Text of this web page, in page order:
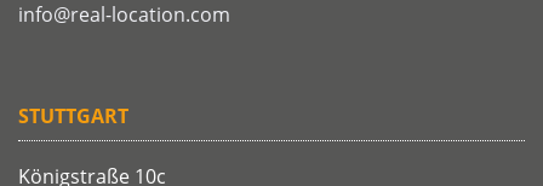
info@real-location.com
STUTTGART
Königstraße 10c